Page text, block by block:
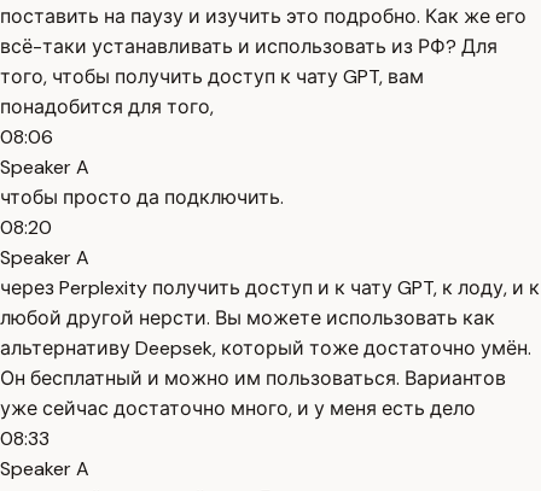
поставить на паузу и изучить это подробно. Как же его
всё-таки устанавливать и использовать из РФ? Для
того, чтобы получить доступ к чату GPT, вам
понадобится для того,
08:06
Speaker A
чтобы просто да подключить.
08:20
Speaker A
через Perplexity получить доступ и к чату GPT, к лоду, и к
любой другой нерсти. Вы можете использовать как
альтернативу Deepsek, который тоже достаточно умён.
Он бесплатный и можно им пользоваться. Вариантов
уже сейчас достаточно много, и у меня есть дело
08:33
Speaker A